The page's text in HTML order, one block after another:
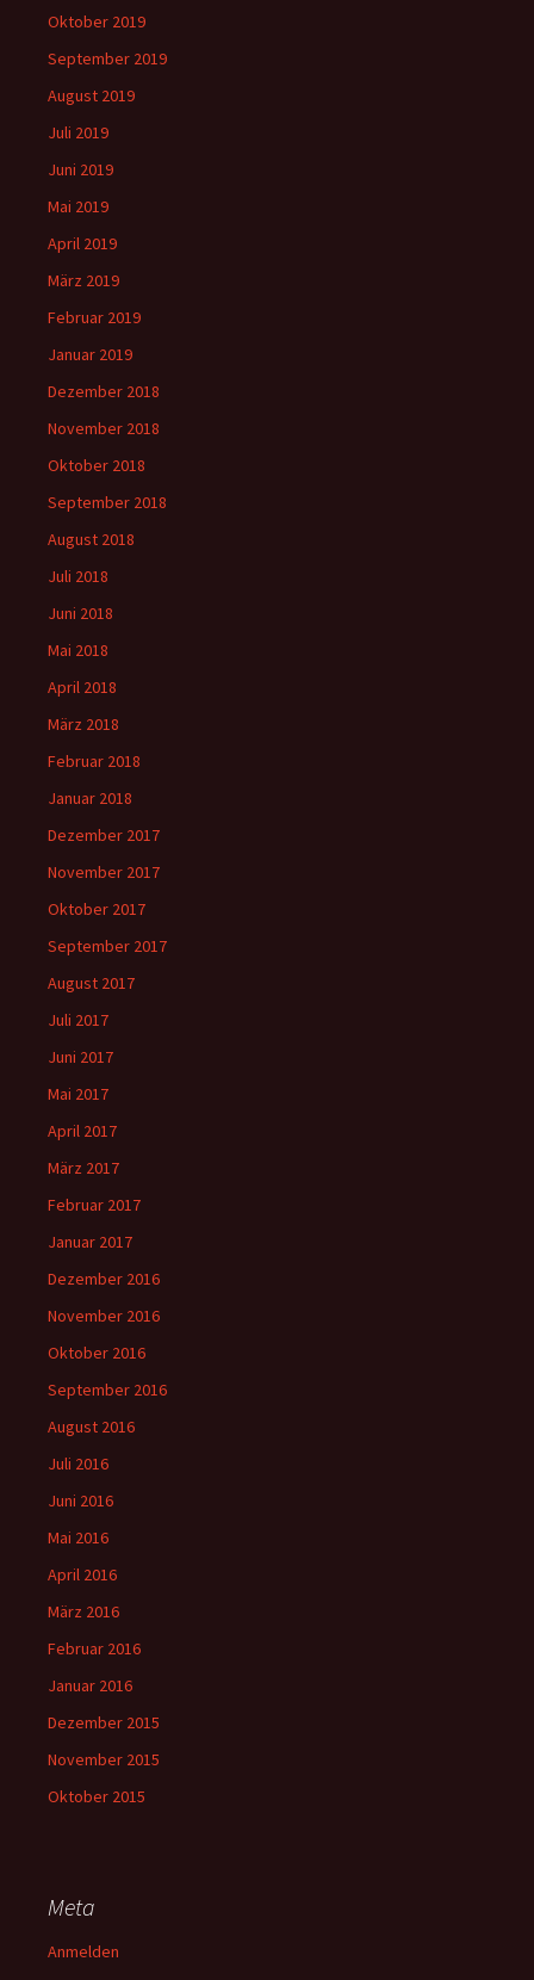
Oktober 2019
September 2019
August 2019
Juli 2019
Juni 2019
Mai 2019
April 2019
März 2019
Februar 2019
Januar 2019
Dezember 2018
November 2018
Oktober 2018
September 2018
August 2018
Juli 2018
Juni 2018
Mai 2018
April 2018
März 2018
Februar 2018
Januar 2018
Dezember 2017
November 2017
Oktober 2017
September 2017
August 2017
Juli 2017
Juni 2017
Mai 2017
April 2017
März 2017
Februar 2017
Januar 2017
Dezember 2016
November 2016
Oktober 2016
September 2016
August 2016
Juli 2016
Juni 2016
Mai 2016
April 2016
März 2016
Februar 2016
Januar 2016
Dezember 2015
November 2015
Oktober 2015
Meta
Anmelden